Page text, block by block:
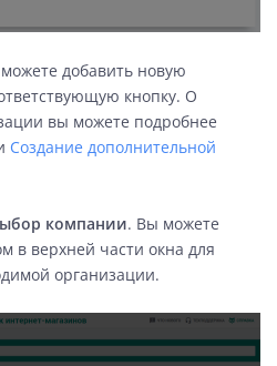
добавить новую
кнопку. О
вы можете подробнее
Создание дополнительной
компании. Вы можете
в верхней части окна для
организации.